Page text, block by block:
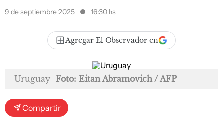
9 de septiembre 2025 16:30 hs
Agregar El Observador en
Uruguay Foto: Eitan Abramovich / AFP
Compartir